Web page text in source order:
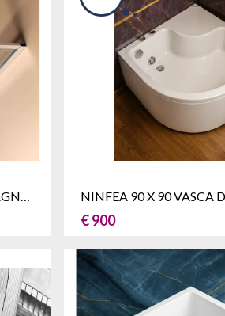
OLYMPIA 90 X 90 VASCA DA BAGNO BOX DOCCIA
€ 900